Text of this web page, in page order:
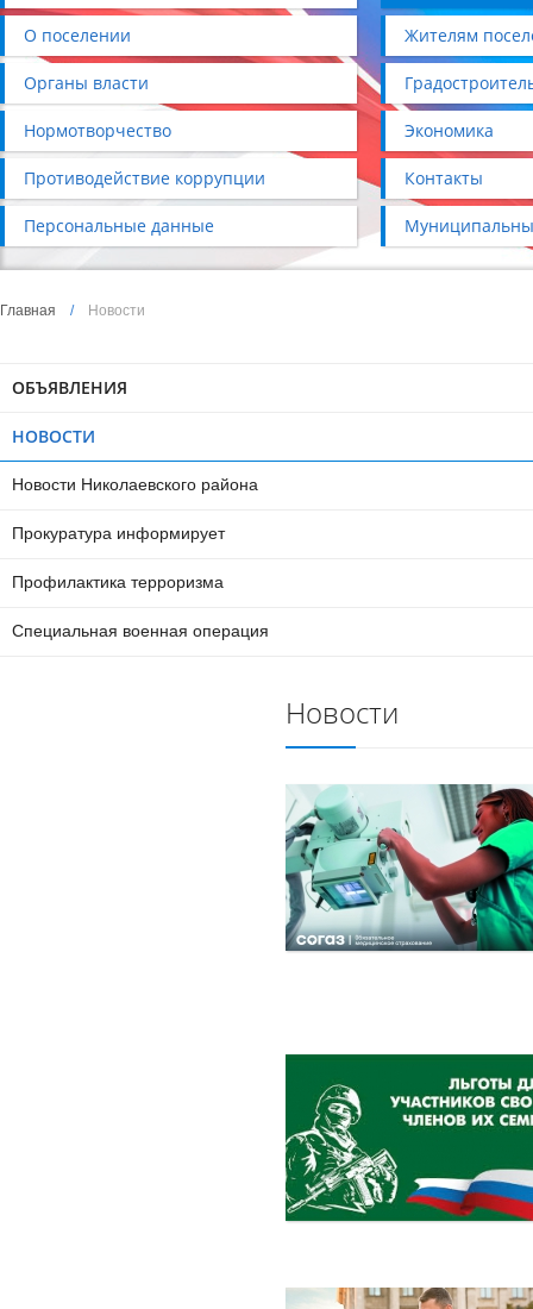
О поселении Жителям
Органы власти
Нормотворчество Экономика
Противодействие коррупции Контакты
Персональные данные
Главная / Новости
ОБЪЯВЛЕНИЯ
НОВОСТИ
Новости Николаевского района
Прокуратура информирует
Профилактика терроризма
Специальная военная операция
Новости